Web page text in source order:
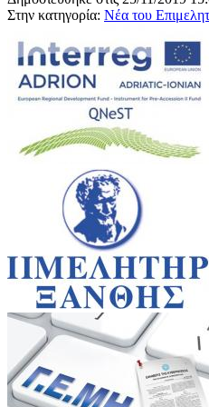
Στην κατηγορία: Νέα του